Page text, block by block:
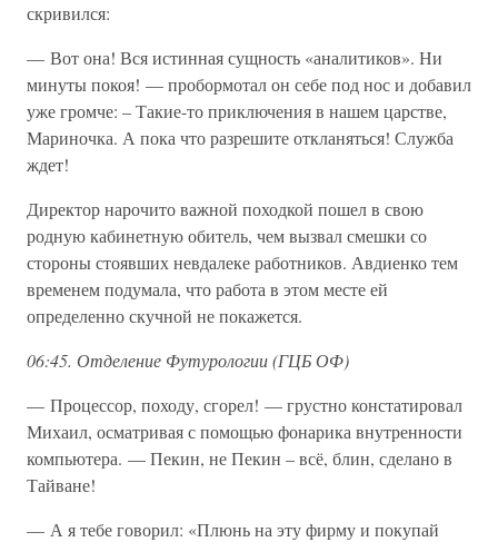
скривился:
— Вот она! Вся истинная сущность «аналитиков». Ни
минуты покоя! — пробормотал он себе под нос и добавил
уже громче: – Такие-то приключения в нашем царстве,
Мариночка. А пока что разрешите откланяться! Служба
ждет!
Директор нарочито важной походкой пошел в свою
родную кабинетную обитель, чем вызвал смешки со
стороны стоявших невдалеке работников. Авдиенко тем
временем подумала, что работа в этом месте ей
определенно скучной не покажется.
06:45. Отделение Футурологии (ГЦБ ОФ)
— Процессор, походу, сгорел! — грустно констатировал
Михаил, осматривая с помощью фонарика внутренности
компьютера. — Пекин, не Пекин – всё, блин, сделано в
Тайване!
— А я тебе говорил: «Плюнь на эту фирму и покупай